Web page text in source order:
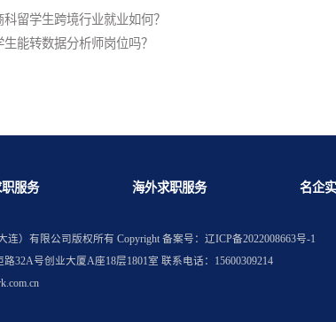
特商科留学生跨境行业就业如何？
留学生能转数据分析师岗位吗？